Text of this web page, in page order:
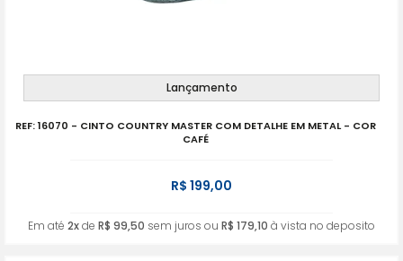
Lançamento
REF: 16070 - CINTO COUNTRY MASTER COM DETALHE EM METAL - COR
CAFÉ
R$ 199,00
Em até 2xde R$ 99,50 sem juros ou R$ 179,10 à vista no deposito